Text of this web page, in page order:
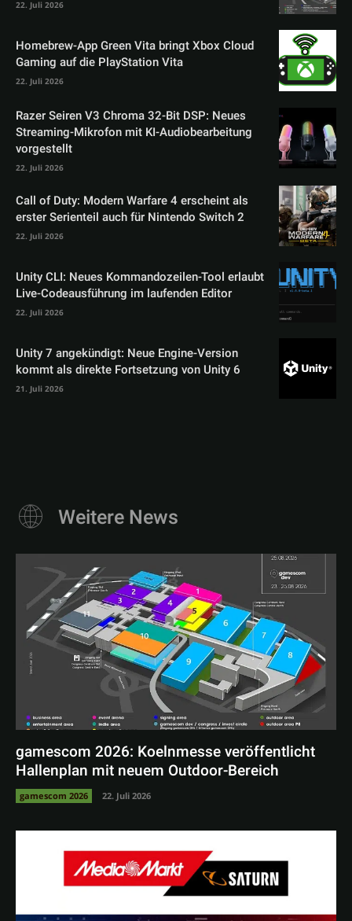
22. Juli 2026
Homebrew-App Green Vita bringt Xbox Cloud
Gaming auf die PlayStation Vita
22. Juli 2026
Razer Seiren V3 Chroma 32-Bit DSP: Neues
Streaming-Mikrofon mit KI-Audiobearbeitung
vorgestellt
22. Juli 2026
Call of Duty: Modern Warfare 4 erscheint als
erster Serienteil auch für Nintendo Switch 2
22. Juli 2026
Unity CLI: Neues Kommandozeilen-Tool erlaubt
Live-Codeausführung im laufenden Editor
22. Juli 2026
Unity 7 angekündigt: Neue Engine-Version
kommt als direkte Fortsetzung von Unity 6
21. Juli 2026
Weitere News
gamescom 2026: Koelnmesse veröffentlicht
Hallenplan mit neuem Outdoor-Bereich
gamescom 2026 22. Juli 2026